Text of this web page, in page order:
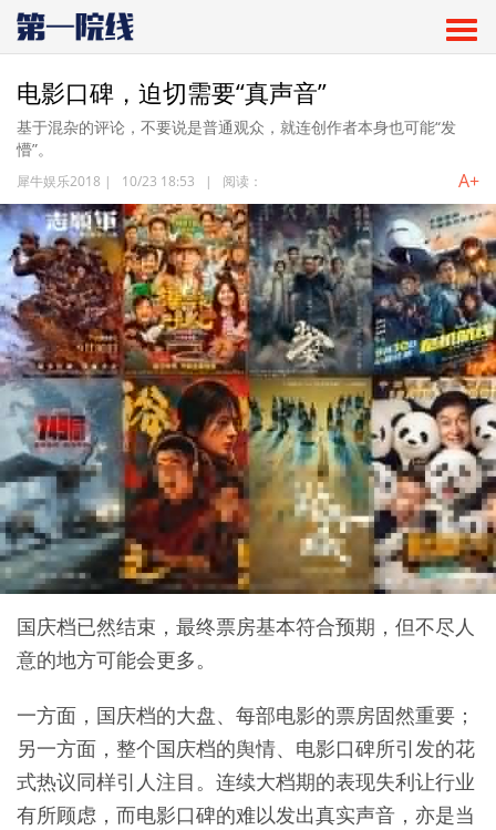
电影口碑，迫切需要“真声音”
基于混杂的评论，不要说是普通观众，就连创作者本身也可能“发
懵”。
犀牛娱乐2018 | 10/23 18:53 | 阅读： A+
国庆档已然结束，最终票房基本符合预期，但不尽人
意的地方可能会更多。
一方面，国庆档的大盘、每部电影的票房固然重要；
另一方面，整个国庆档的舆情、电影口碑所引发的花
式热议同样引人注目。连续大档期的表现失利让行业
有所顾虑，而电影口碑的难以发出真实声音，亦是当